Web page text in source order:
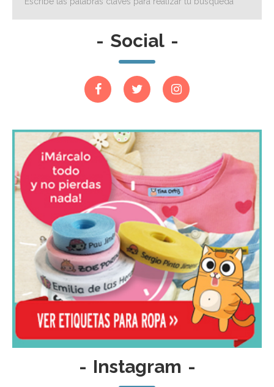
- Social -
- Instagram -